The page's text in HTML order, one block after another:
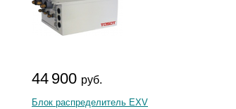
44 900 руб.
Блок распределитель EXV